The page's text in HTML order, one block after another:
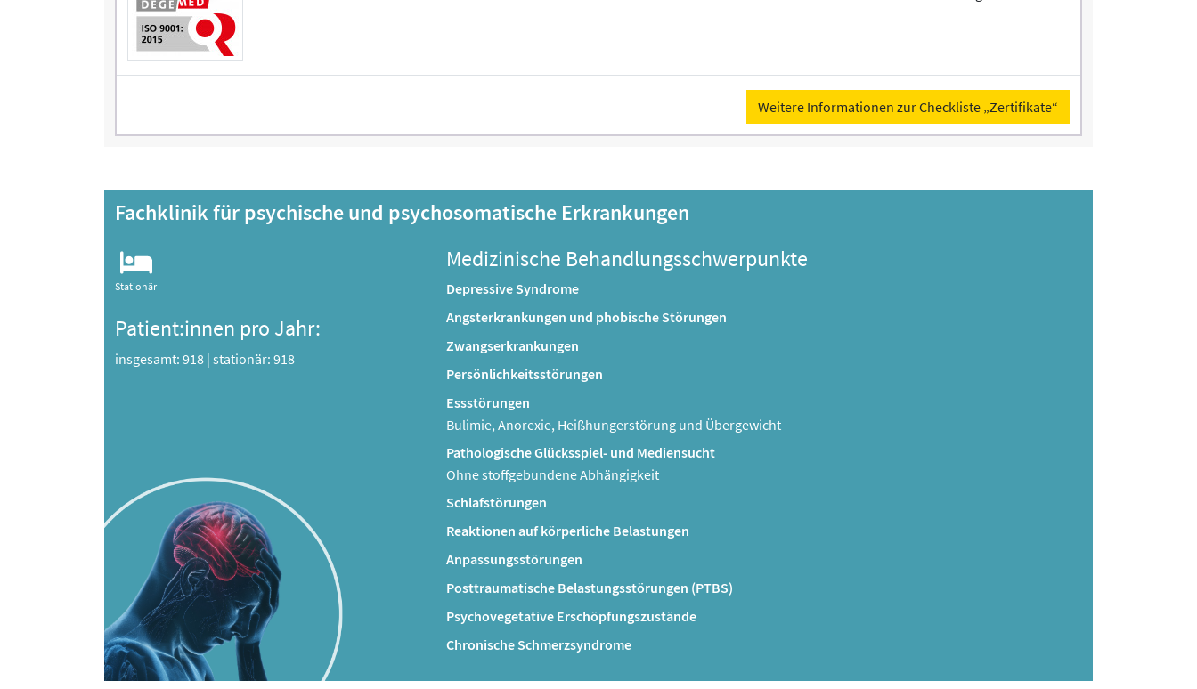
Weitere Informationen zur Checkliste „Zertifikate“
Fachklinik für psychische und psychosomatische Erkrankungen
Stationär
Patient:innen pro Jahr:
insgesamt: 918 | stationär: 918
Medizinische Behandlungsschwerpunkte
Depressive Syndrome
Angsterkrankungen und phobische Störungen
Zwangserkrankungen
Persönlichkeitsstörungen
Essstörungen
Bulimie, Anorexie, Heißhungerstörung und Übergewicht
Pathologische Glücksspiel- und Mediensucht
Ohne stoffgebundene Abhängigkeit
Schlafstörungen
Reaktionen auf körperliche Belastungen
Anpassungsstörungen
Posttraumatische Belastungsstörungen (PTBS)
Psychovegetative Erschöpfungszustände
Chronische Schmerzsyndrome